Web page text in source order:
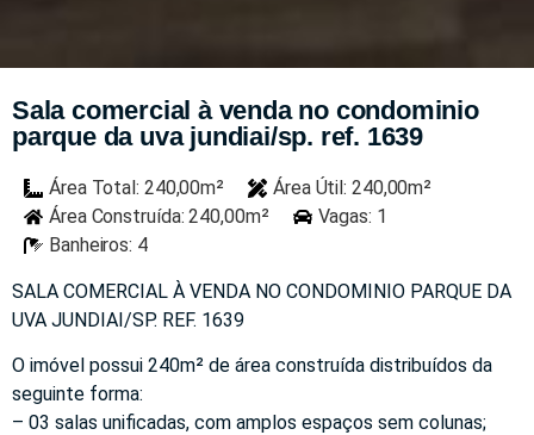
Sala comercial à venda no condominio
parque da uva jundiai/sp. ref. 1639
Área Total: 240,00m²
Área Útil: 240,00m²
Área Construída: 240,00m²
Vagas: 1
Banheiros: 4
SALA COMERCIAL À VENDA NO CONDOMINIO PARQUE DA
UVA JUNDIAI/SP. REF. 1639
O imóvel possui 240m² de área construída distribuídos da
seguinte forma:
– 03 salas unificadas, com amplos espaços sem colunas;